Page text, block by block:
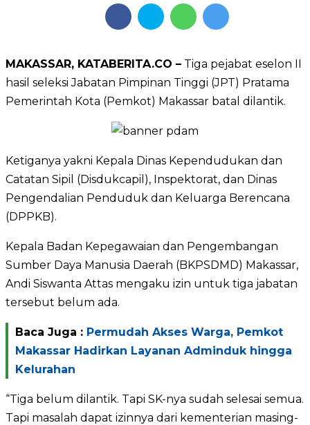
MAKASSAR, KATABERITA.CO – Tiga pejabat eselon II
hasil seleksi Jabatan Pimpinan Tinggi (JPT) Pratama
Pemerintah Kota (Pemkot) Makassar batal dilantik.
Ketiganya yakni Kepala Dinas Kependudukan dan
Catatan Sipil (Disdukcapil), Inspektorat, dan Dinas
Pengendalian Penduduk dan Keluarga Berencana
(DPPKB).
Kepala Badan Kepegawaian dan Pengembangan
Sumber Daya Manusia Daerah (BKPSDMD) Makassar,
Andi Siswanta Attas mengaku izin untuk tiga jabatan
tersebut belum ada.
Baca Juga : Permudah Akses Warga, Pemkot
Makassar Hadirkan Layanan Adminduk hingga
Kelurahan
“Tiga belum dilantik. Tapi SK-nya sudah selesai semua.
Tapi masalah dapat izinnya dari kementerian masing-